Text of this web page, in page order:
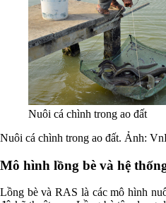
Nuôi cá chình trong ao đất
Nuôi cá chình trong ao đất. Ảnh:
Mô hình lồng bè và hệ
Lồng bè và RAS là các mô hình